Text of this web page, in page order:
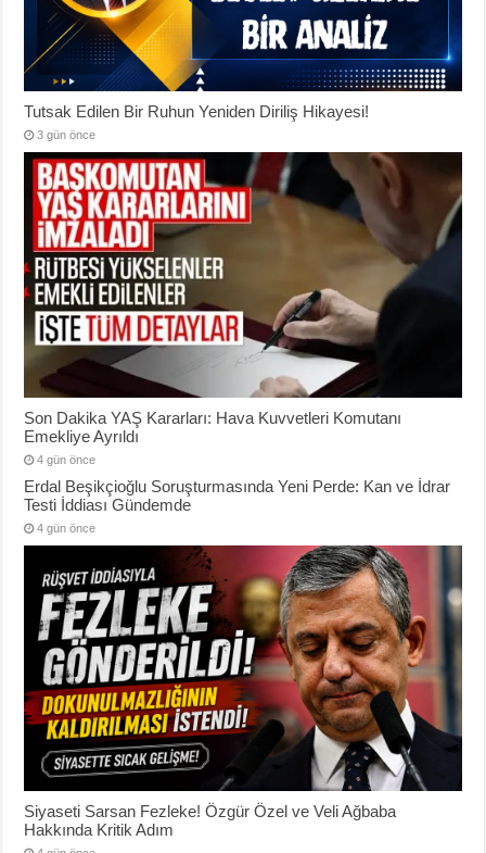
Tutsak Edilen Bir Ruhun Yeniden Diriliş Hikayesi!
3 gün önce
Son Dakika YAŞ Kararları: Hava Kuvvetleri Komutanı
Emekliye Ayrıldı
4 gün önce
Erdal Beşikçioğlu Soruşturmasında Yeni Perde: Kan ve İdrar
Testi İddiası Gündemde
4 gün önce
Siyaseti Sarsan Fezleke! Özgür Özel ve Veli Ağbaba
Hakkında Kritik Adım